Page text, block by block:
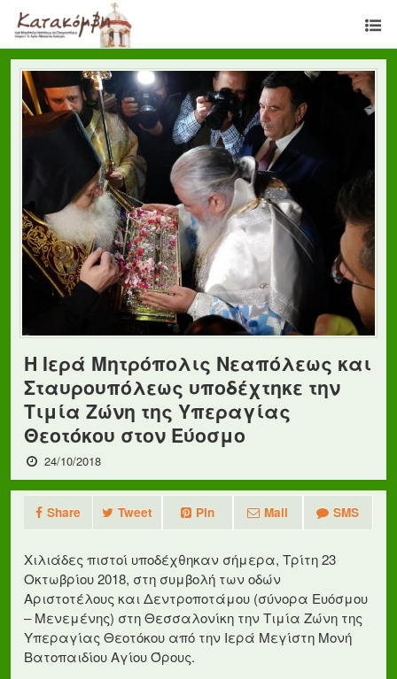
Η Ιερά Μητρόπολις Νεαπόλεως και
Σταυρουπόλεως υποδέχτηκε την
Τιμία Ζώνη της Υπεραγίας
Θεοτόκου στον Εύοσμο
24/10/2018
Share Tweet Pin Mail SMS
Χιλιάδες πιστοί υποδέχθηκαν σήμερα, Τρίτη 23
Οκτωβρίου 2018, στη συμβολή των οδών
Αριστοτέλους και Δεντροποτάμου (σύνορα Ευόσμου
– Μενεμένης) στη Θεσσαλονίκη την Τιμία Ζώνη της
Υπεραγίας Θεοτόκου από την Ιερά Μεγίστη Μονή
Βατοπαιδίου Αγίου Όρους.